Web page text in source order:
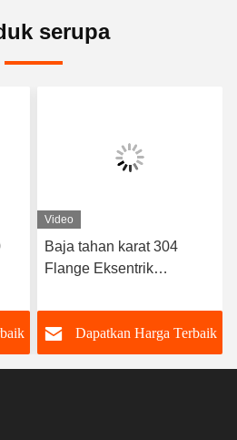
serupa
Video
Baja tahan karat 304
Flange Eksentrik
Untuk Lingkungan
TekananDapatkan Harga Terbaik